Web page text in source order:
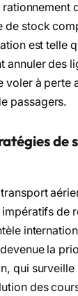
de stock
est telle
annuler des
voler à perte
passagers.
de
de
la
qui surveille
des